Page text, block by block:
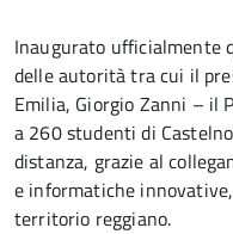
Inaugurato ufficialmente
delle autorità tra cui il
Emilia, Giorgio Zanni – il
a 260 studenti di
distanza, grazie al
e informatiche
territorio reggiano.